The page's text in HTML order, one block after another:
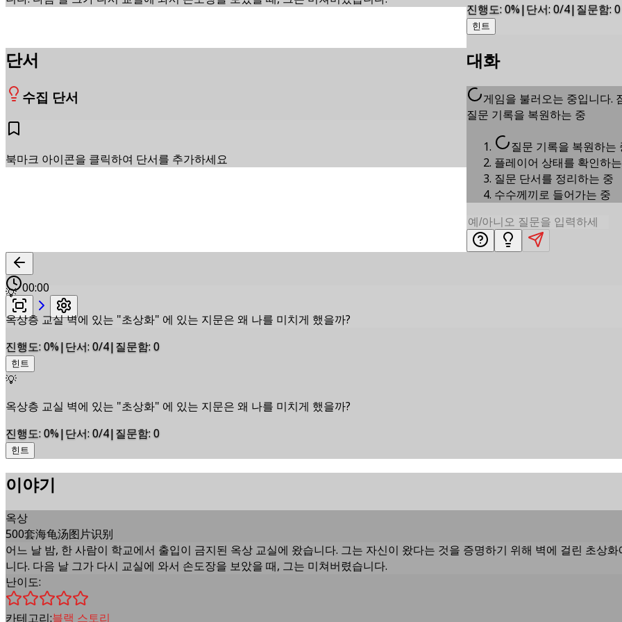
단서
수집 단서
북마크 아이콘을 클릭하여 단서를 추가하세요
진행도:0%|단서:0/4|질문함:0
힌트
대화
게임을 불러오는 중입니다.
질문 기록을 복원하는 중
질문 기록을 복원하는
플레이어 상태를 확인하
질문 단서를 정리하는 중
수수께끼로 들어가는 중
00:00
💡
옥상층 교실 벽에 있는 "초상화" 에 있는 지문은 왜 나를 미치게 했을까?
진행도:0%|단서:0/4|질문함:0
힌트
💡
옥상층 교실 벽에 있는 "초상화" 에 있는 지문은 왜 나를 미치게 했을까?
진행도:0%|단서:0/4|질문함:0
힌트
이야기
옥상
500套海龟汤图片识别
어느 날 밤, 한 사람이 학교에서 출입이 금지된 옥상 교실에 왔습니다. 그는 자신이 왔다는 것을 증명하기 위해 벽에 걸린 초상
니다. 다음 날 그가 다시 교실에 와서 손도장을 보았을 때, 그는 미쳐버렸습니다.
난이도:
카테고리:블랙 스토리